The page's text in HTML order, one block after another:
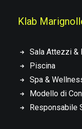
Klab
Sala Attezzi &
Piscina
Spa &
Modello di
Responsabile